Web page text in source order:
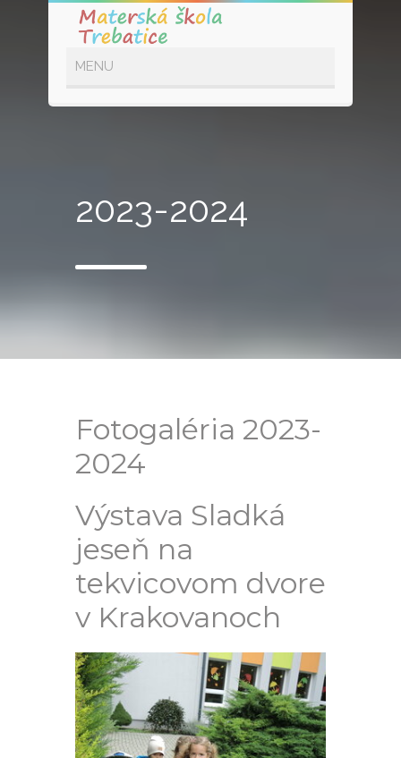
2023-2024
Fotogaléria 2023-
2024
Výstava Sladká
jeseň na
tekvicovom dvore
v Krakovanoch